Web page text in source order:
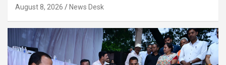
August 8, 2026 News Desk